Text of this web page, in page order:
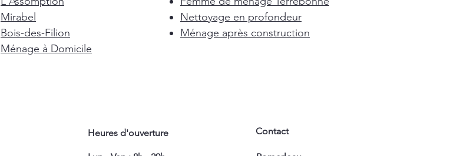
Mirabel
Bois-des-Filion
Ménage à Domicile
Nettoyage en profondeur
Ménage après construction
Heures d'ouverture Contact